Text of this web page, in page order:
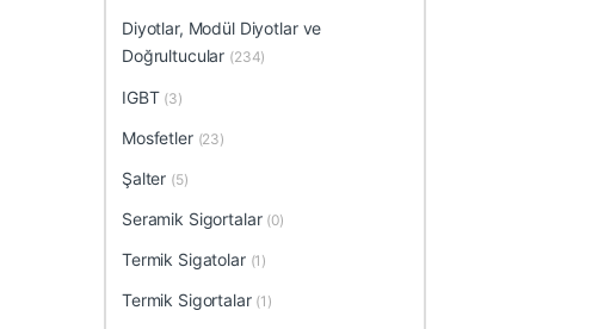
Diyotlar, Modül Diyotlar ve
Doğrultucular (234)
IGBT (3)
Mosfetler (23)
Şalter (5)
Seramik Sigortalar (0)
Termik Sigatolar (1)
Termik Sigortalar (1)